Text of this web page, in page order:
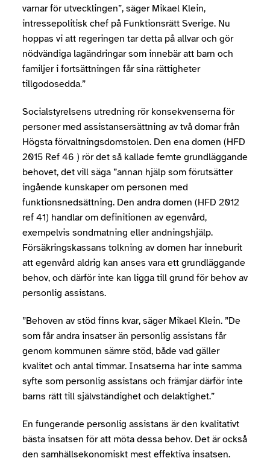
varnar för utvecklingen”, säger Mikael Klein,
intressepolitisk chef på Funktionsrätt Sverige. Nu
hoppas vi att regeringen tar detta på allvar och gör
nödvändiga lagändringar som innebär att barn och
familjer i fortsättningen får sina rättigheter
tillgodosedda.”
Socialstyrelsens utredning rör konsekvenserna för
personer med assistansersättning av två domar från
Högsta förvaltningsdomstolen. Den ena domen (HFD
2015 Ref 46 ) rör det så kallade femte grundläggande
behovet, det vill säga ”annan hjälp som förutsätter
ingående kunskaper om personen med
funktionsnedsättning. Den andra domen (HFD 2012
ref 41) handlar om definitionen av egenvård,
exempelvis sondmatning eller andningshjälp.
Försäkringskassans tolkning av domen har inneburit
att egenvård aldrig kan anses vara ett grundläggande
behov, och därför inte kan ligga till grund för behov av
personlig assistans.
”Behoven av stöd finns kvar, säger Mikael Klein. ”De
som får andra insatser än personlig assistans får
genom kommunen sämre stöd, både vad gäller
kvalitet och antal timmar. Insatserna har inte samma
syfte som personlig assistans och främjar därför inte
barns rätt till självständighet och delaktighet.”
En fungerande personlig assistans är den kvalitativt
bästa insatsen för att möta dessa behov. Det är också
den samhälls­ekonomiskt mest effektiva insatsen.